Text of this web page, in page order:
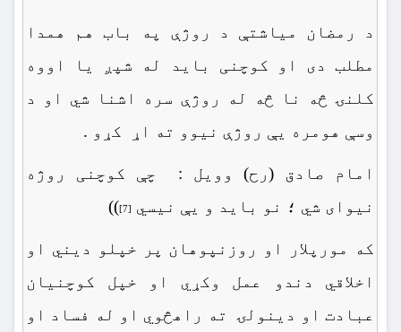
د رمضان میاشتې د روژې په باب هم همدا
مطلب دی او کوچنی باید له شپږ یا اووه
کلنۍ څه نا څه له روژې سره اشنا شي او د
وسې هومره یې روژې نیوو ته اړ کړو .
امام صادق (رح) وویل : چې کوچنی روژه
نیوای شي ؛ نو باید و یې نیسي [7]
))
که مورپلار او روزنپوهان پر خپلو دیني او
اخلاقي دندو عمل وکړي او خپل کوچنیان
عبادت او دینولۍ ته راهڅوي او له فساد او